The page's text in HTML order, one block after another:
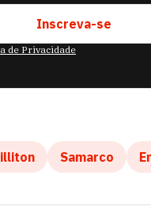
Inscreva-se
de Privacidade
Samarco